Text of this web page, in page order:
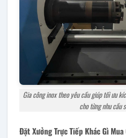
Gia công inox theo yêu cầu giúp tối ưu
cho từng nhu cầu
Đặt Xưởng Trực Tiếp Khác Gì Mua